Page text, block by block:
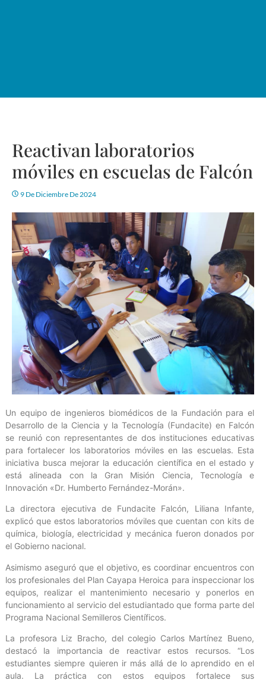
Reactivan laboratorios
móviles en escuelas de Falcón
9 De Diciembre De 2024
Un equipo de ingenieros biomédicos de la Fundación para el
Desarrollo de la Ciencia y la Tecnología (Fundacite) en Falcón
se reunió con representantes de dos instituciones educativas
para fortalecer los laboratorios móviles en las escuelas. Esta
iniciativa busca mejorar la educación científica en el estado y
está alineada con la Gran Misión Ciencia, Tecnología e
Innovación «Dr. Humberto Fernández-Morán».
La directora ejecutiva de Fundacite Falcón, Liliana Infante,
explicó que estos laboratorios móviles que cuentan con kits de
química, biología, electricidad y mecánica fueron donados por
el Gobierno nacional.
Asimismo aseguró que el objetivo, es coordinar encuentros con
los profesionales del Plan Cayapa Heroica para inspeccionar los
equipos, realizar el mantenimiento necesario y ponerlos en
funcionamiento al servicio del estudiantado que forma parte del
Programa Nacional Semilleros Científicos.
La profesora Liz Bracho, del colegio Carlos Martínez Bueno,
destacó la importancia de reactivar estos recursos. “Los
estudiantes siempre quieren ir más allá de lo aprendido en el
aula. La práctica con estos equipos fortalece sus